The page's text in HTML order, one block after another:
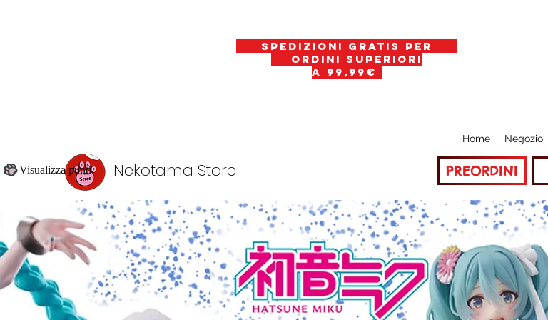
spedizioni gratis per
ordini superiori
a 99,99€
Nekotama Store
Visualizza punti
Home Negozio
PREORDINI